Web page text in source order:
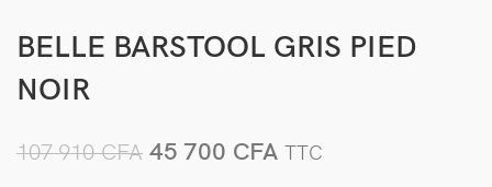
BELLE BARSTOOL GRIS PIED
NOIR
107 910CFA 45 700 CFA TTC